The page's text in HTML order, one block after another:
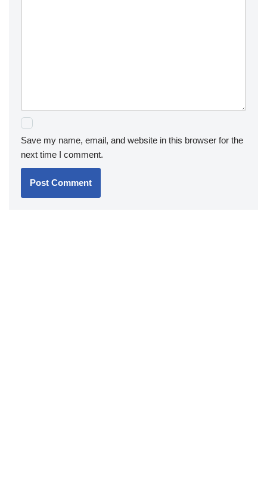
Save my name, email, and website in this browser for the
next time I comment.